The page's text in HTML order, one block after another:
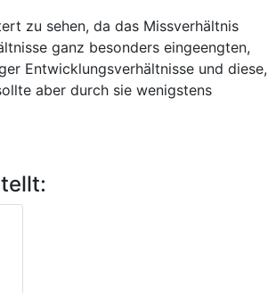
zu sehen, da das Missverhältnis
ganz besonders eingeengten,
Entwicklungsverhältnisse und diese,
aber durch sie wenigstens